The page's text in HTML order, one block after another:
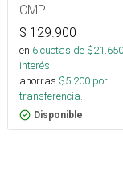
CMP
$ 129.900
en 6cuotas de $21.650
interés
ahorras $5.200 por
transferencia.
Disponible